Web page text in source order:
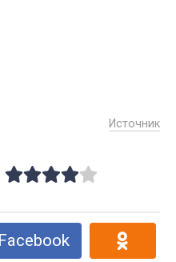
Источник